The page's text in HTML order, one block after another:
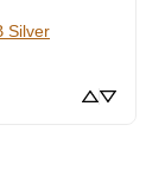
Silver